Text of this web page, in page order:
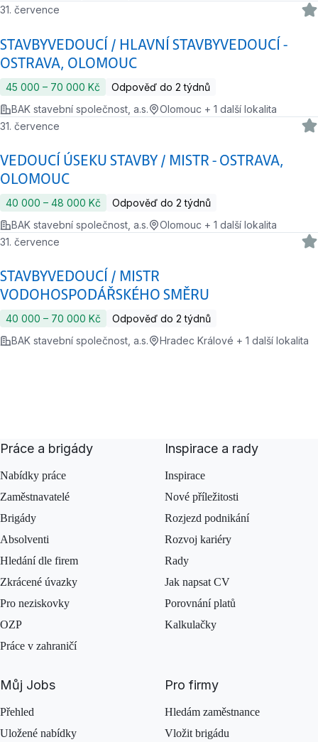
STAVBYVEDOUCÍ / HLAVNÍ STAVBYVEDOUCÍ -
OSTRAVA, OLOMOUC
31. července
45 000 ‍–‍ 70 000 Kč
Odpověď do 2 týdnů
BAK stavební společnost, a.s.
Olomouc + 1 další lokalita
VEDOUCÍ ÚSEKU STAVBY / MISTR - OSTRAVA,
OLOMOUC
31. července
40 000 ‍–‍ 48 000 Kč
Odpověď do 2 týdnů
BAK stavební společnost, a.s.
Olomouc + 1 další lokalita
STAVBYVEDOUCÍ / MISTR
VODOHOSPODÁŘSKÉHO SMĚRU
31. července
40 000 ‍–‍ 70 000 Kč
Odpověď do 2 týdnů
BAK stavební společnost, a.s.
Hradec Králové + 1 další lokalita
Práce a brigády
Nabídky práce
Zaměstnavatelé
Brigády
Absolventi
Hledání dle firem
Zkrácené úvazky
Pro neziskovky
OZP
Práce v zahraničí
Inspirace a rady
Inspirace
Nové příležitosti
Rozjezd podnikání
Rozvoj kariéry
Rady
Jak napsat CV
Porovnání platů
Kalkulačky
Můj Jobs
Přehled
Uložené nabídky
Pro firmy
Hledám zaměstnance
Vložit brigádu